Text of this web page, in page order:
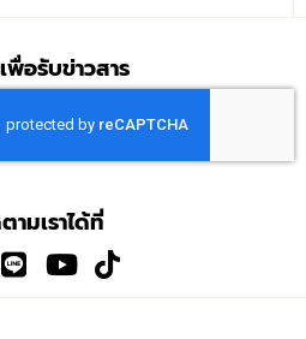
อรับข่าวสาร
ามเราได้ที่